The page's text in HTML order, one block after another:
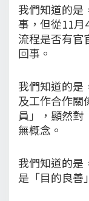
我們知道的是
事，但從11月
流程是否有官
回事。
我們知道的是
及工作合作關
員」，顯然對
無概念。
我們知道的是
是「目的良善